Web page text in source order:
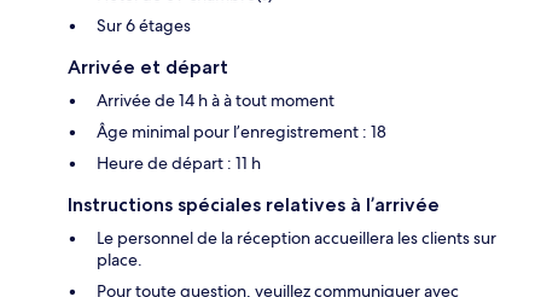
Sur 6 étages
Arrivée et départ
Arrivée de 14 h à à tout moment
Âge minimal pour l’enregistrement : 18
Heure de départ : 11 h
Instructions spéciales relatives à l’arrivée
Le personnel de la réception accueillera les clients sur
place.
Pour toute question, veuillez communiquer avec